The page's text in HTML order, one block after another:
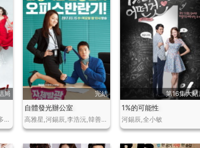
局
張瑞希,吳允兒,金珠賢,金多順,李知勳,金周現
完結
自體發光辦公室
高雅星,河錫辰,李浩沅,韓善花,李東輝
第16集大結
1%的可能性
河錫辰,全小敏